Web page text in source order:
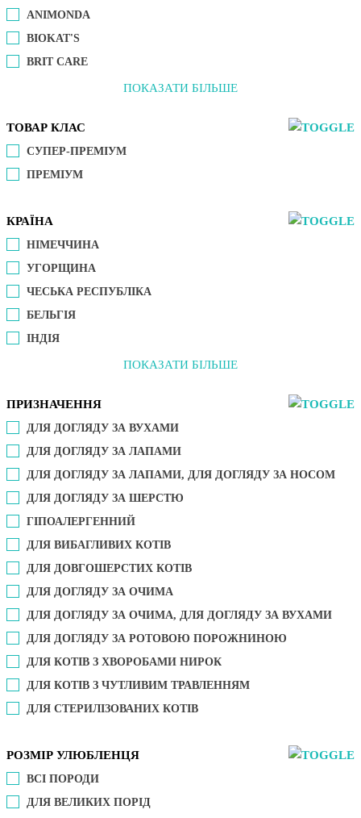
ANIMONDA
BIOKAT'S
BRIT CARE
ПОКАЗАТИ БІЛЬШЕ
ТОВАР КЛАС
СУПЕР-ПРЕМІУМ
ПРЕМІУМ
КРАЇНА
НІМЕЧЧИНА
УГОРЩИНА
ЧЕСЬКА РЕСПУБЛІКА
БЕЛЬГІЯ
ІНДІЯ
ПОКАЗАТИ БІЛЬШЕ
ПРИЗНАЧЕННЯ
ДЛЯ ДОГЛЯДУ ЗА ВУХАМИ
ДЛЯ ДОГЛЯДУ ЗА ЛАПАМИ
ДЛЯ ДОГЛЯДУ ЗА ЛАПАМИ, ДЛЯ ДОГЛЯДУ ЗА НОСОМ
ДЛЯ ДОГЛЯДУ ЗА ШЕРСТЮ
ГІПОАЛЕРГЕННИЙ
ДЛЯ ВИБАГЛИВИХ КОТІВ
ДЛЯ ДОВГОШЕРСТИХ КОТІВ
ДЛЯ ДОГЛЯДУ ЗА ОЧИМА
ДЛЯ ДОГЛЯДУ ЗА ОЧИМА, ДЛЯ ДОГЛЯДУ ЗА ВУХАМИ
ДЛЯ ДОГЛЯДУ ЗА РОТОВОЮ ПОРОЖНИНОЮ
ДЛЯ КОТІВ З ХВОРОБАМИ НИРОК
ДЛЯ КОТІВ З ЧУТЛИВИМ ТРАВЛЕННЯМ
ДЛЯ СТЕРИЛІЗОВАНИХ КОТІВ
РОЗМІР УЛЮБЛЕНЦЯ
ВСІ ПОРОДИ
ДЛЯ ВЕЛИКИХ ПОРІД